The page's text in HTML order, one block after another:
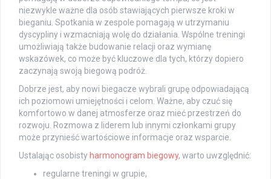
niezwykle ważne dla osób stawiających pierwsze kroki w
bieganiu. Spotkania w zespole pomagają w utrzymaniu
dyscypliny i wzmacniają wolę do działania. Wspólne treningi
umożliwiają także budowanie relacji oraz wymianę
wskazówek, co może być kluczowe dla tych, którzy dopiero
zaczynają swoją biegową podróż.
Dobrze jest, aby nowi biegacze wybrali grupę odpowiadającą
ich poziomowi umiejętności i celom. Ważne, aby czuć się
komfortowo w danej atmosferze oraz mieć przestrzeń do
rozwoju. Rozmowa z liderem lub innymi członkami grupy
może przynieść wartościowe informacje oraz wsparcie.
Ustalając osobistyharmonogram biegowy, warto uwzględnić:
regularne treningi w grupie,